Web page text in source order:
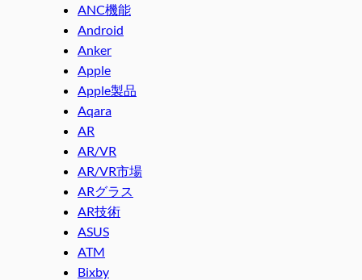
ANC機能
Android
Anker
Apple
Apple製品
Aqara
AR
AR/VR
AR/VR市場
ARグラス
AR技術
ASUS
ATM
Bixby